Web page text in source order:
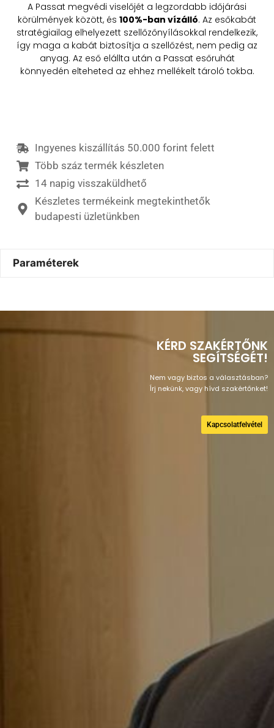
A Passat megvédi viselőjét a legzordabb időjárási
körülmények között, és 100%-ban vízálló. Az esőkabát
stratégiailag elhelyezett szellőzőnyílásokkal rendelkezik,
így maga a kabát biztosítja a szellőzést, nem pedig az
anyag. Az eső elállta után a Passat esőruhát
könnyedén elteheted az ehhez mellékelt tároló tokba.
Ingyenes kiszállítás 50.000 forint felett
Több száz termék készleten
14 napig visszaküldhető
Készletes termékeink megtekinthetők
budapesti üzletünkben
Paraméterek
KÉRD SZAKÉRTŐNK
SEGÍTSÉGÉT!
Nem vagy biztos a választásban?
Írj nekünk, vagy hívd szakértőnket!
Kapcsolatfelvétel